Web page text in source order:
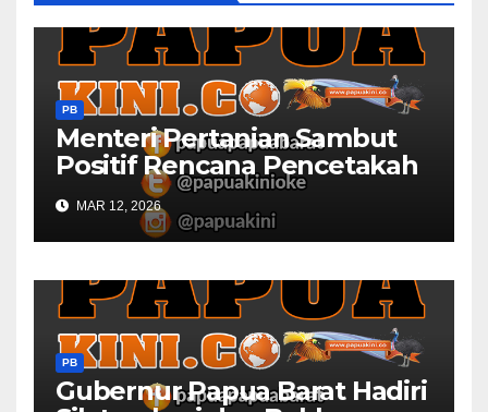
PB
Menteri Pertanian Sambut
Positif Rencana Pencetakah
Sawah dan Ladang di Papua
Barat
MAR 12, 2026
PB
Gubernur Papua Barat Hadiri